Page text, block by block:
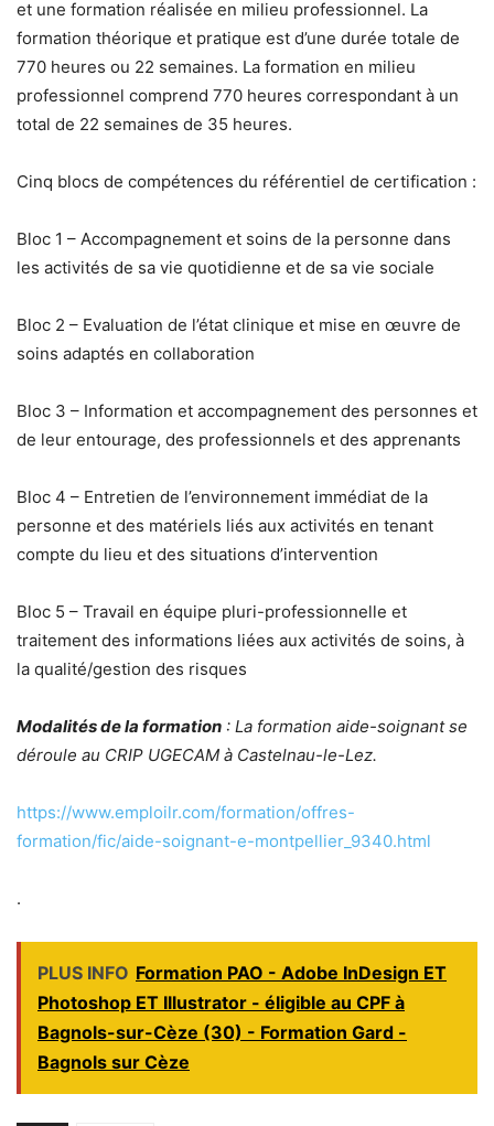
et une formation réalisée en milieu professionnel. La
formation théorique et pratique est d’une durée totale de
770 heures ou 22 semaines. La formation en milieu
professionnel comprend 770 heures correspondant à un
total de 22 semaines de 35 heures.
Cinq blocs de compétences du référentiel de certification :
Bloc 1 – Accompagnement et soins de la personne dans
les activités de sa vie quotidienne et de sa vie sociale
Bloc 2 – Evaluation de l’état clinique et mise en œuvre de
soins adaptés en collaboration
Bloc 3 – Information et accompagnement des personnes et
de leur entourage, des professionnels et des apprenants
Bloc 4 – Entretien de l’environnement immédiat de la
personne et des matériels liés aux activités en tenant
compte du lieu et des situations d’intervention
Bloc 5 – Travail en équipe pluri-professionnelle et
traitement des informations liées aux activités de soins, à
la qualité/gestion des risques
Modalités de la formation : La formation aide-soignant se
déroule au CRIP UGECAM à Castelnau-le-Lez.
https://www.emploilr.com/formation/offres-
formation/fic/aide-soignant-e-montpellier_9340.html
.
PLUS INFO Formation PAO - Adobe InDesign ET
Photoshop ET Illustrator - éligible au CPF à
Bagnols-sur-Cèze (30) - Formation Gard -
Bagnols sur Cèze